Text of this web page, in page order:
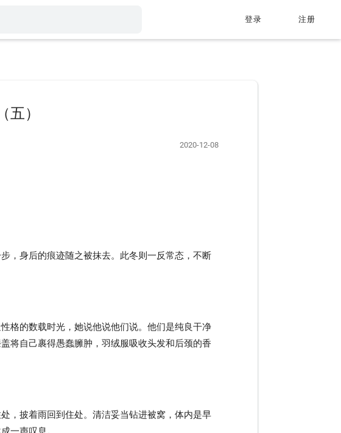
登录 注册
）
2020-12-08
，身后的痕迹随之被抹去。此冬则一反常态，不断
格的数载时光，她说他说他们说。他们是纯良干净
将自己裹得愚蠢臃肿，羽绒服吸收头发和后颈的香
，披着雨回到住处。清洁妥当钻进被窝，体内是早